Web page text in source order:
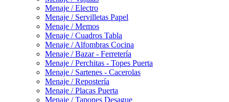
Menaje / Electro
Menaje / Servilletas Papel
Menaje / Memos
Menaje / Cuadros Tabla
Menaje / Alfombras Cocina
Menaje / Bazar - Ferretería
Menaje / Perchitas - Topes Puerta
Menaje / Sartenes - Cacerolas
Menaje / Repostería
Menaje / Placas Puerta
Menaje / Tapones Desague